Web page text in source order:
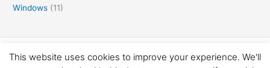
Windows (11)
Copyright © 2016-2026 矛盾体
This website uses cookies to improve your experience. We'll